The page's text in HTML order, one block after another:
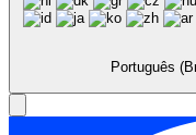
Português